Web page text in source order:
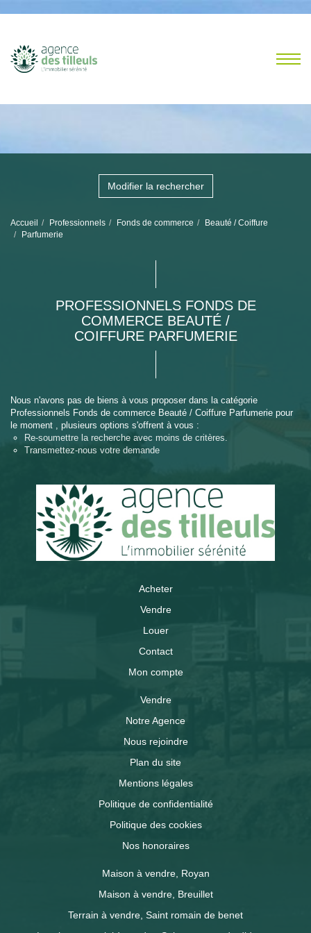
Modifier la rechercher
Accueil Professionnels Fonds de commerce
Beauté / Coiffure
Parfumerie
PROFESSIONNELS FONDS DE
COMMERCE BEAUTÉ /
COIFFURE PARFUMERIE
Nous n'avons pas de biens à vous proposer dans la catégorie
Professionnels Fonds de commerce Beauté / Coiffure Parfumerie pour
le moment , plusieurs options s'offrent à vous :
Re-soumettre la recherche avec moins de critères.
Transmettez-nous votre demande
Acheter
Vendre
Louer
Contact
Mon compte
Vendre
Notre Agence
Nous rejoindre
Plan du site
Mentions légales
Politique de confidentialité
Politique des cookies
Nos honoraires
Maison à vendre, Royan
Maison à vendre, Breuillet
Terrain à vendre, Saint romain de benet